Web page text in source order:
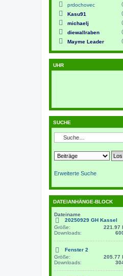
prdochovec
Kasu91
michaelj
diewallraben
Mayme Leader
UHR
SUCHE
Erweiterte Suche
DATEIANHÄNGE-BLOCK
Dateiname
20250929 GH Kassel
Größe:
221.97
Downloads:
Fenster 2
Größe:
205.77
Downloads: